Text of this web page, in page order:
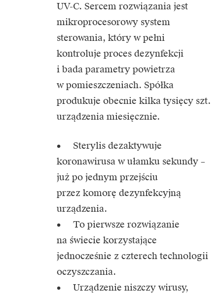
UV-C. Sercem rozwiązania jest
mikroprocesorowy system
sterowania, który w pełni
kontroluje proces dezynfekcji
i bada parametry powietrza
w pomieszczeniach. Spółka
produkuje obecnie kilka tysięcy szt.
urządzenia miesięcznie.
• Sterylis dezaktywuje
koronawirusa w ułamku sekundy –
już po jednym przejściu
przez komorę dezynfekcyjną
urządzenia.
• To pierwsze rozwiązanie
na świecie korzystające
jednocześnie z czterech technologii
oczyszczania.
• Urządzenie niszczy wirusy,